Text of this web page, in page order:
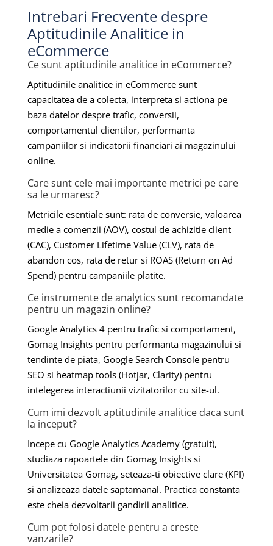
Intrebari Frecvente despre
Aptitudinile Analitice in
eCommerce
Ce sunt aptitudinile analitice in eCommerce?
Aptitudinile analitice in eCommerce sunt
capacitatea de a colecta, interpreta si actiona pe
baza datelor despre trafic, conversii,
comportamentul clientilor, performanta
campaniilor si indicatorii financiari ai magazinului
online.
Care sunt cele mai importante metrici pe care
sa le urmaresc?
Metricile esentiale sunt: rata de conversie, valoarea
medie a comenzii (AOV), costul de achizitie client
(CAC), Customer Lifetime Value (CLV), rata de
abandon cos, rata de retur si ROAS (Return on Ad
Spend) pentru campaniile platite.
Ce instrumente de analytics sunt recomandate
pentru un magazin online?
Google Analytics 4 pentru trafic si comportament,
Gomag Insights pentru performanta magazinului si
tendinte de piata, Google Search Console pentru
SEO si heatmap tools (Hotjar, Clarity) pentru
intelegerea interactiunii vizitatorilor cu site-ul.
Cum imi dezvolt aptitudinile analitice daca sunt
la inceput?
Incepe cu Google Analytics Academy (gratuit),
studiaza rapoartele din Gomag Insights si
Universitatea Gomag, seteaza-ti obiective clare (KPI)
si analizeaza datele saptamanal. Practica constanta
este cheia dezvoltarii gandirii analitice.
Cum pot folosi datele pentru a creste
vanzarile?